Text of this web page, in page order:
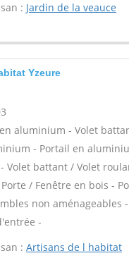
: Jardin de la veauce
Yzeure
aluminium - Volet
- Portail en
Volet battant / Volet
Porte / Fenêtre en bois -
non aménageables
-
: Artisans de l habitat